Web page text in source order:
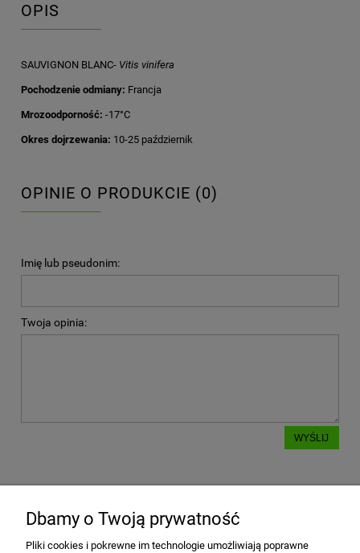
OPIS
SAUVIGNON BLANC- Vitis vinifera
Pochodzenie odmiany: Francja
Mrozoodporność: -17°C
Okres dojrzewania: 10-25 październik
OPINIE O PRODUKCIE (0)
Imię lub pseudonim:
Twoja opinia:
WYŚLIJ
POMOC
Dbamy o Twoją prywatność
Pliki cookies i pokrewne im technologie umożliwiają poprawne